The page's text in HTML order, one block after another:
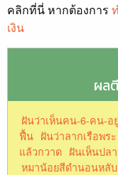
คลิกที่นี่ หากต้องการ
เงิน
ผล
ฝันว่าเห็นคน-6-คน-อ
ฟื้น ฝันว่าลากเรือพระ
แล้วกวาด ฝันเห็นปล
หมาน้อยสีดำนอนหลับ